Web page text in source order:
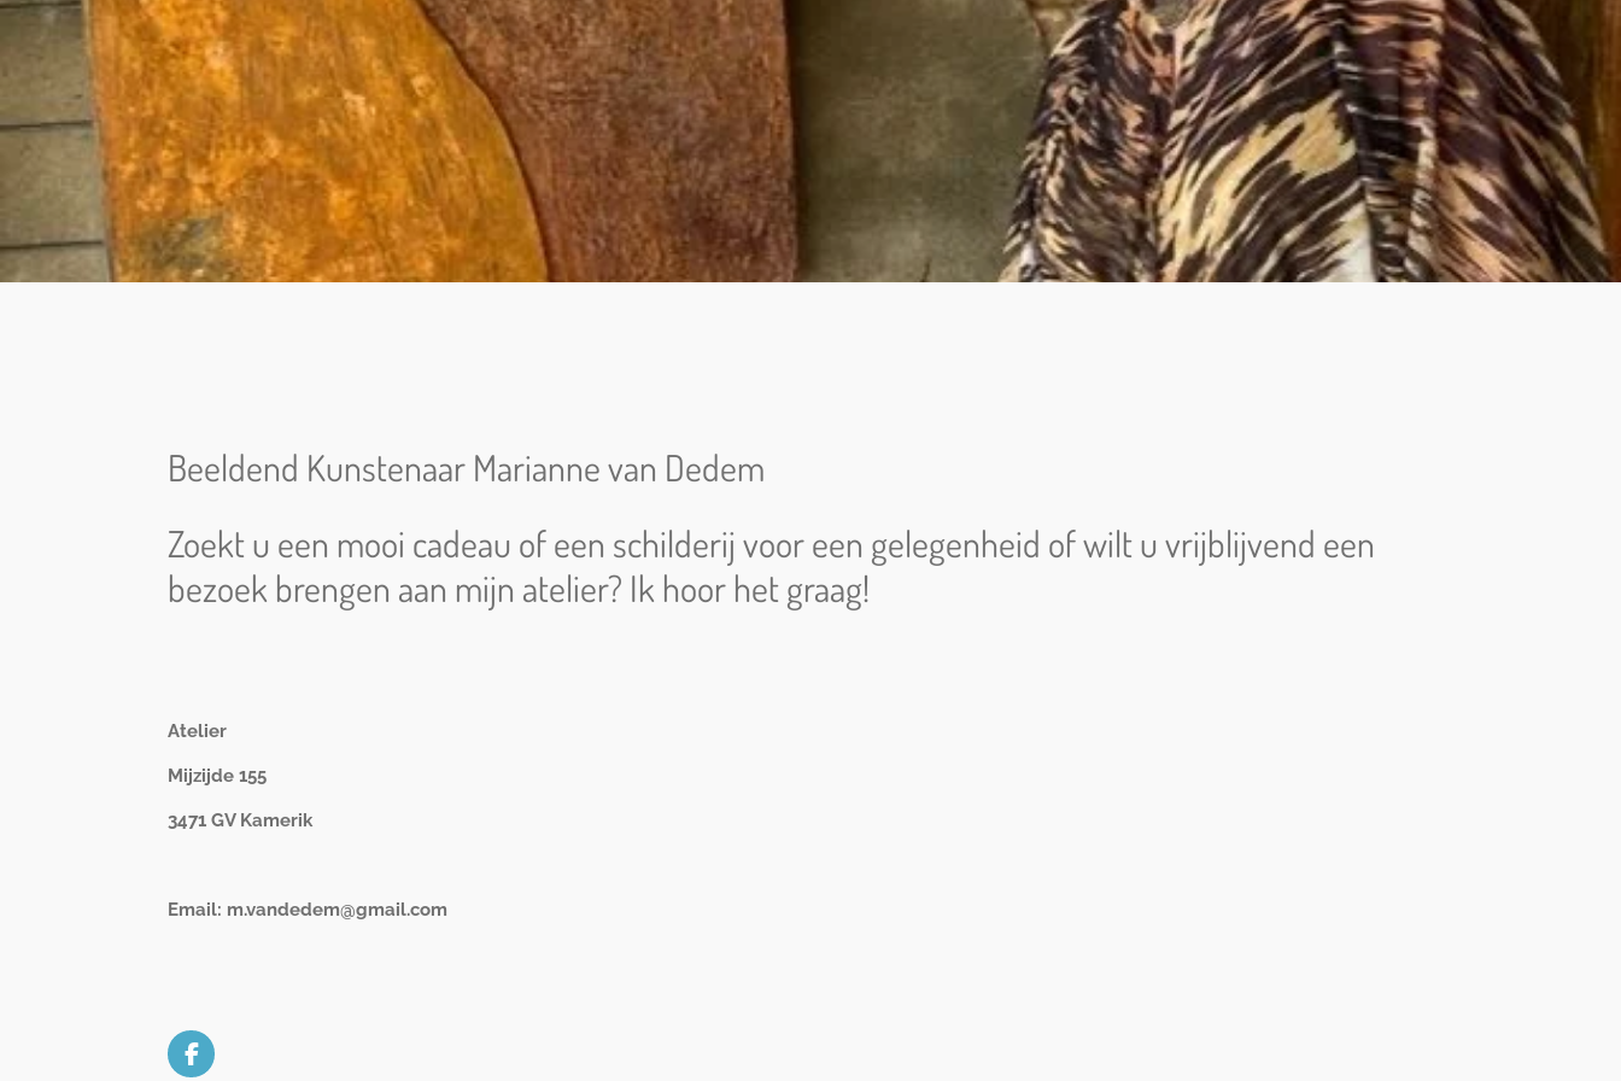
Beeldend Kunstenaar Marianne van Dedem
Zoekt u een mooi cadeau of een schilderij voor een gelegenheid of wilt u vrijblijvend een
bezoek brengen aan mijn atelier? Ik hoor het graag!
Atelier
Mijzijde 155
3471 GV Kamerik
Email: m.vandedem@gmail.com
F